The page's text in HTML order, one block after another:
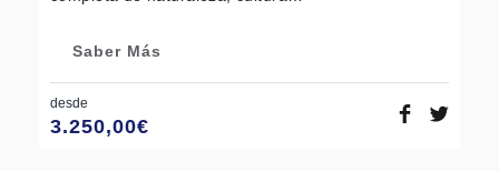
Saber Más
desde
3.250,00€